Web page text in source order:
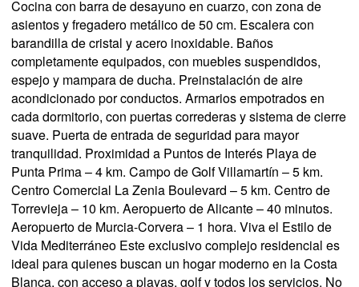
Cocina con barra de desayuno en cuarzo, con zona de
asientos y fregadero metálico de 50 cm. Escalera con
barandilla de cristal y acero inoxidable. Baños
completamente equipados, con muebles suspendidos,
espejo y mampara de ducha. Preinstalación de aire
acondicionado por conductos. Armarios empotrados en
cada dormitorio, con puertas correderas y sistema de cierre
suave. Puerta de entrada de seguridad para mayor
tranquilidad. Proximidad a Puntos de Interés Playa de
Punta Prima – 4 km. Campo de Golf Villamartín – 5 km.
Centro Comercial La Zenia Boulevard – 5 km. Centro de
Torrevieja – 10 km. Aeropuerto de Alicante – 40 minutos.
Aeropuerto de Murcia-Corvera – 1 hora. Viva el Estilo de
Vida Mediterráneo Este exclusivo complejo residencial es
ideal para quienes buscan un hogar moderno en la Costa
Blanca, con acceso a playas, golf y todos los servicios. No